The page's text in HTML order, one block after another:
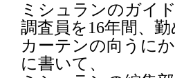
ミシュランのガイ
調査員を16年間、
カーテンの向うに
に書いて、